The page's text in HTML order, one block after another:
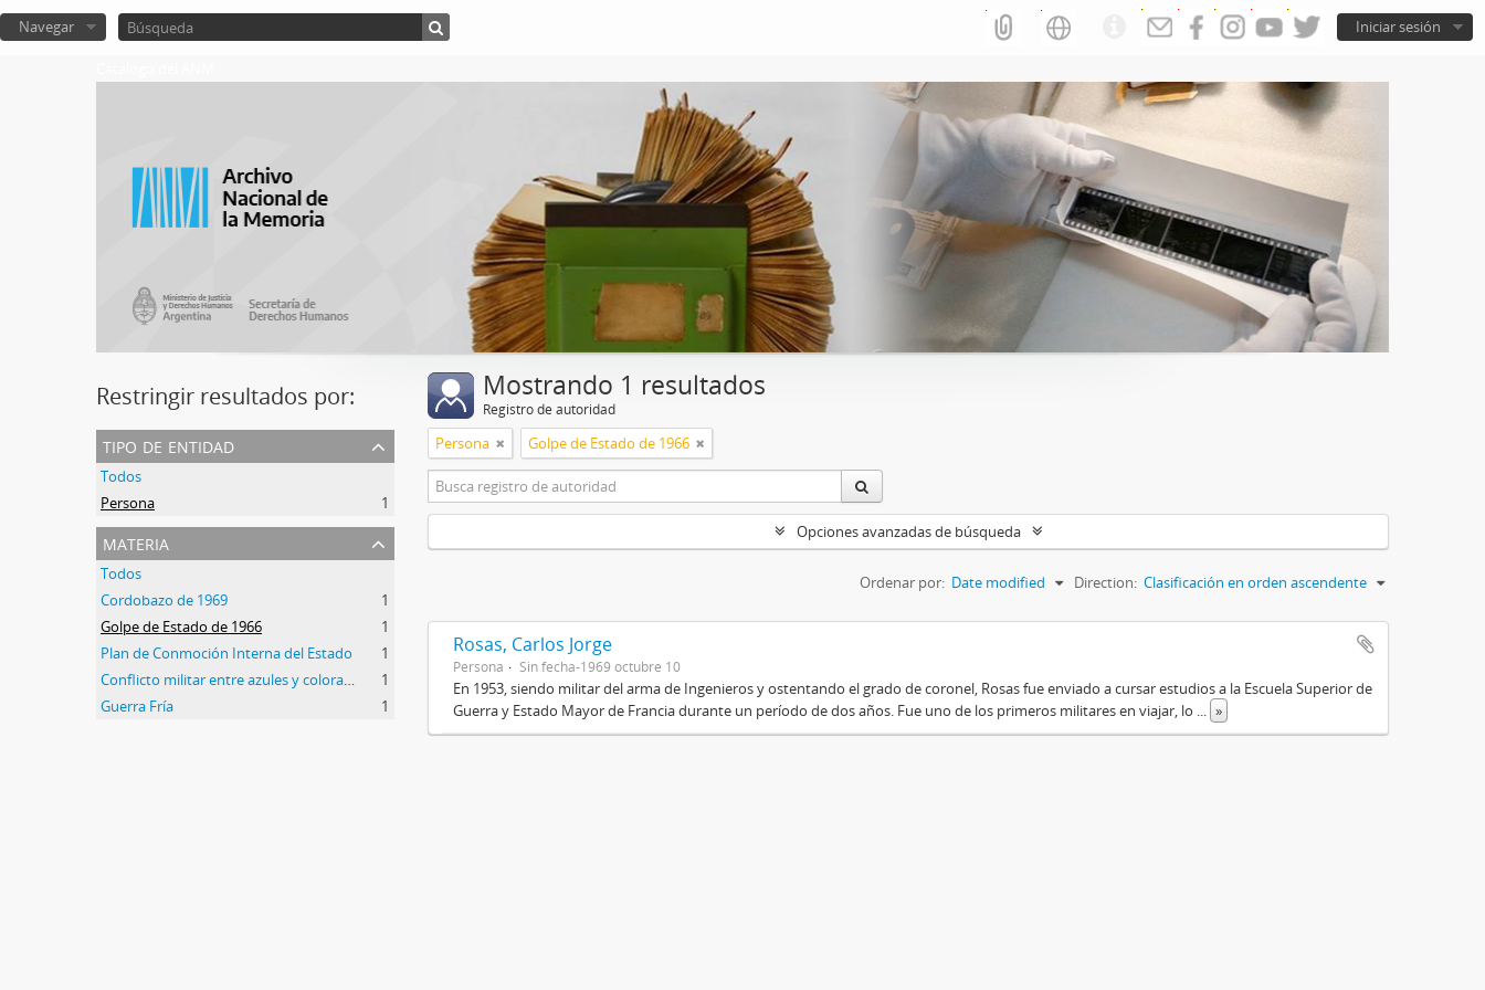
Iniciar sesión
Navegar
Restringir resultados por:
tipo de entidad
Todos
Persona
1
materia
Todos
Cordobazo de 1969
1
Golpe de Estado de 1966
1
Plan de Conmoción Interna del Estado
1
1
Guerra Fría
1
Mostrando 1 resultados
Registro de autoridad
Persona Golpe de Estado de 1966
Opciones avanzadas de búsqueda
Ordenar por: Date modified Direction: Clasificación en orden ascendente
Rosas, Carlos Jorge
Persona Sin fecha-1969 octubre 10
En 1953, siendo militar del arma de Ingenieros y ostentando el grado de coronel, Rosas fue enviado a cursar estudios a la Escuela Superior de
Guerra y Estado Mayor de Francia durante un período de dos años. Fue uno de los primeros militares en viajar, lo
»